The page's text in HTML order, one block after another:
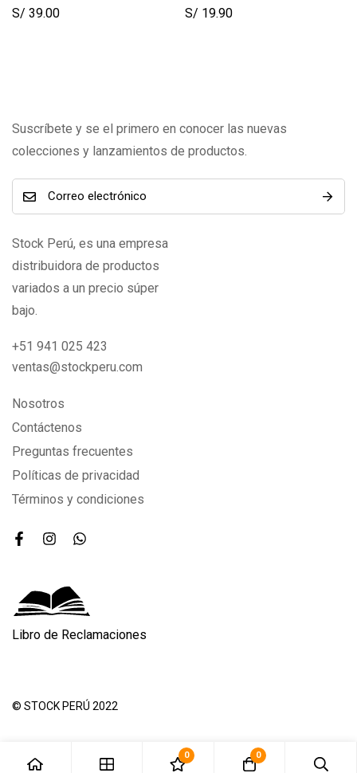
S/ 39.00 S/ 19.90
Suscríbete y se el primero en conocer las nuevas
colecciones y lanzamientos de productos.
Stock Perú, es una empresa
distribuidora de productos
variados a un precio súper
bajo.
+51 941 025 423
ventas@stockperu.com
Nosotros
Contáctenos
Preguntas frecuentes
Políticas de privacidad
Términos y condiciones
Libro de Reclamaciones
© STOCK PERÚ 2022
0 0